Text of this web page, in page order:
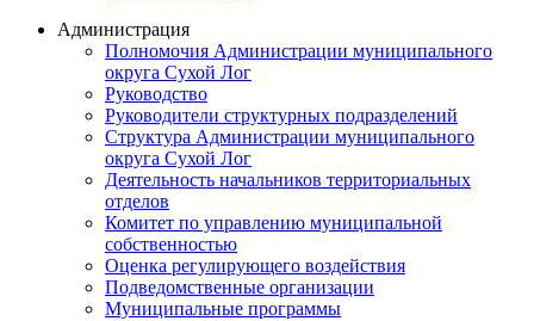
Администрация
Полномочия Администрации муниципального
округа Сухой Лог
Руководство
Руководители структурных подразделений
Структура Администрации муниципального
округа Сухой Лог
Деятельность начальников территориальных
отделов
Комитет по управлению муниципальной
собственностью
Оценка регулирующего воздействия
Подведомственные организации
Муниципальные программы